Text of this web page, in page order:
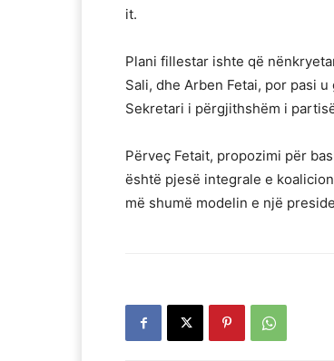
it.
Plani fillestar ishte që
Sali, dhe Arben Fetai, por pasi
Sekretari i përgjithshëm i
Përveç Fetait, propozimi për
është pjesë integrale e
më shumë modelin e një